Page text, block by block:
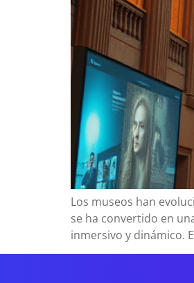
Los museos han
se ha convertido en
inmersivo y dinámico.